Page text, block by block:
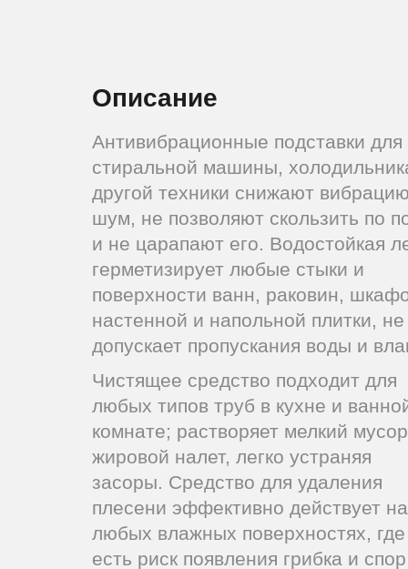
Описание
Антивибрационные подставки для
стиральной машины,
другой техники снижают
шум, не позволяют скользить по
и не царапают его. Водостойкая
герметизирует любые стыки и
поверхности ванн, раковин,
настенной и напольной плитки, не
допускает пропускания воды и
Чистящее средство подходит для
любых типов труб в кухне и
комнате; растворяет мелкий
жировой налет, легко устраняя
засоры. Средство для удаления
плесени эффективно действует на
любых влажных поверхностях, где
есть риск появления грибка и спор